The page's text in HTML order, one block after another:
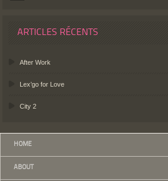
ARTICLES RÉCENTS
After Work
Lex’go for Love
City 2
HOME
ABOUT